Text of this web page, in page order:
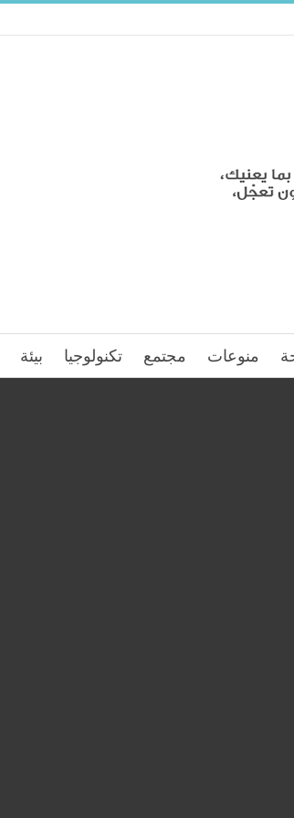
منوعات مجتمع تكنولوجيا بيئة